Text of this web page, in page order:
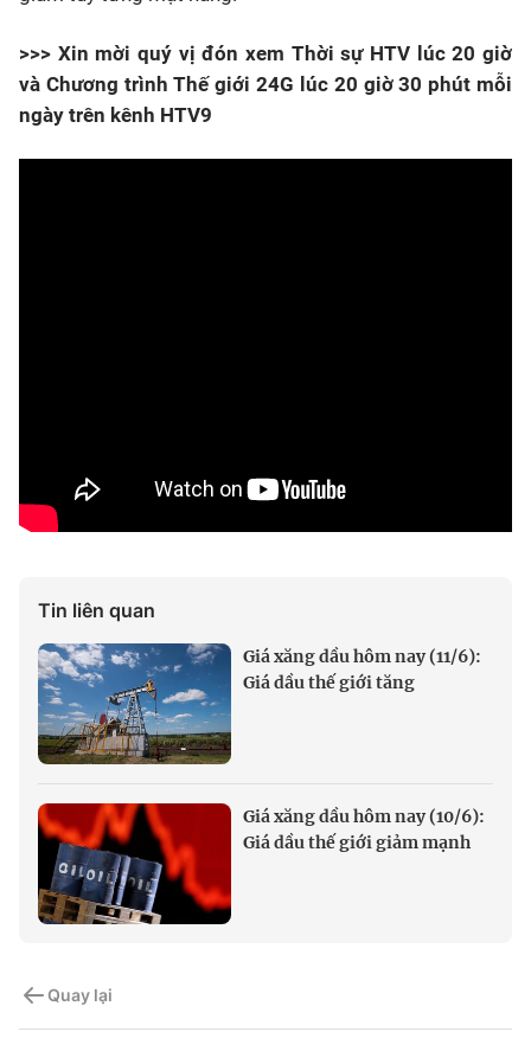
>>> Xin mời quý vị đón xem Thời sự HTV lúc 20 giờ
và Chương trình Thế giới 24G lúc 20 giờ 30 phút mỗi
ngày trên kênh HTV9
Tin liên quan
Giá xăng dầu hôm nay (11/6):
Giá dầu thế giới tăng
Giá xăng dầu hôm nay (10/6):
Giá dầu thế giới giảm mạnh
Quay lại